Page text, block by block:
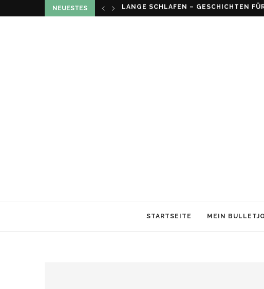
NEUESTES LOUMA VON CHRISTIAN SCHNALKE:
STARTSEITE MEIN